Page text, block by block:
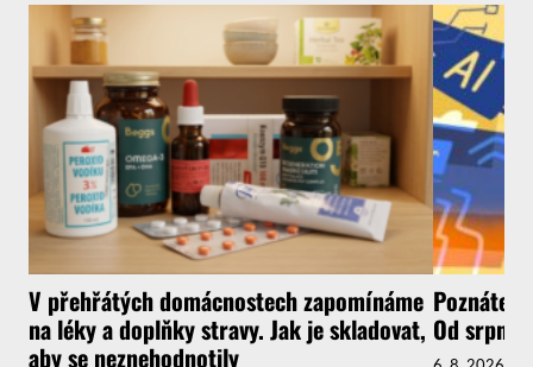
V přehřátých domácnostech zapomínáme
na léky a doplňky stravy. Jak je skladovat,
aby se neznehodnotily
Poznáte,
Od srpna